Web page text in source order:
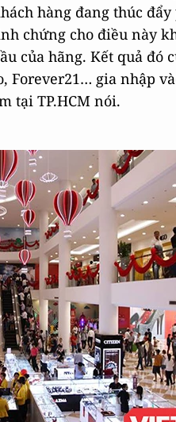
hàng đang thúc
chứng cho điều này
của hãng. Kết quả đó
Forever21… gia nhập
tại TP.HCM nói.